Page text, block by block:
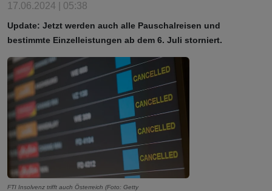
17.06.2024 | 05:38
Update: Jetzt werden auch alle Pauschalreisen und
bestimmte Einzelleistungen ab dem 6. Juli storniert.
FTI Insolvenz trifft auch Österreich (Foto: Getty